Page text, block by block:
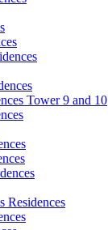
Tower 9 and 10
Residences